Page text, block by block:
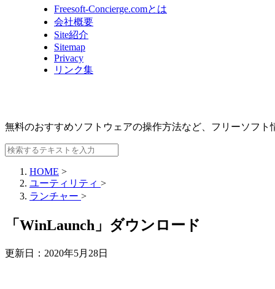
Freesoft-Concierge.comとは
会社概要
Site紹介
Sitemap
Privacy
リンク集
無料のおすすめソフトウェアの操作方法など、 フリーソフト
HOME >
ユーティリティ >
ランチャー >
「WinLaunch」ダウンロード
更新日： 2020年5月28日